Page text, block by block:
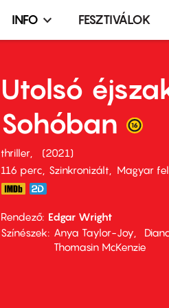
Infó,
terembérlés
menü
INFO FESZTIVÁLOK
Utolsó
Sohóban
thriller
2021
116 perc,
Szinkronizált Magyar
Rendező Edgar Wright
Színészek
Anya Taylor-Joy
Thomasin McKenzie